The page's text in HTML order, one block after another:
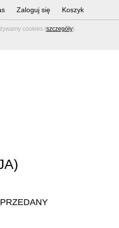
cookies (szczegóły).
Zaloguj się Koszyk